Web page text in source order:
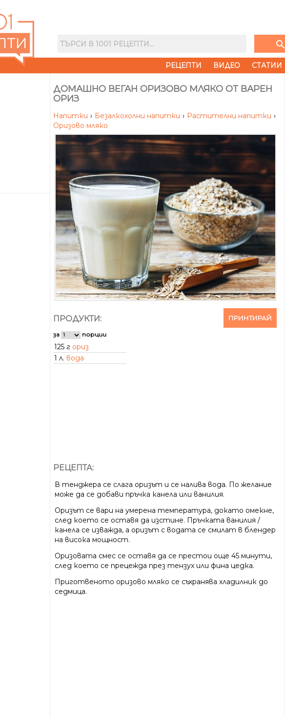
search
РЕЦЕПТИ ВИДЕО СТАТИИ
ДОМАШНО ВЕГАН ОРИЗОВО МЛЯКО ОТ ВАРЕН
ОРИЗ
Напитки › Безалкохолни напитки › Растителни напитки ›
Оризово мляко
ПРИНТИРАЙ
ПРОДУКТИ:
за порции
125 г ориз
1 л. вода
РЕЦЕПТА:
В тенджера се слага оризът и се налива вода. По желание
може да се добави пръчка канела или ванилия.
Оризът се вари на умерена температура, докато омекне,
след което се оставя да изстине. Пръчката ванилия /
канела се изважда, а оризът с водата се смилат в блендер
на висока мощност.
Оризовата смес се оставя да се престои още 45 минути,
след което се прецежда през тензух или фина цедка.
Приготвеното оризово мляко се съхранява хладилник до
седмица.